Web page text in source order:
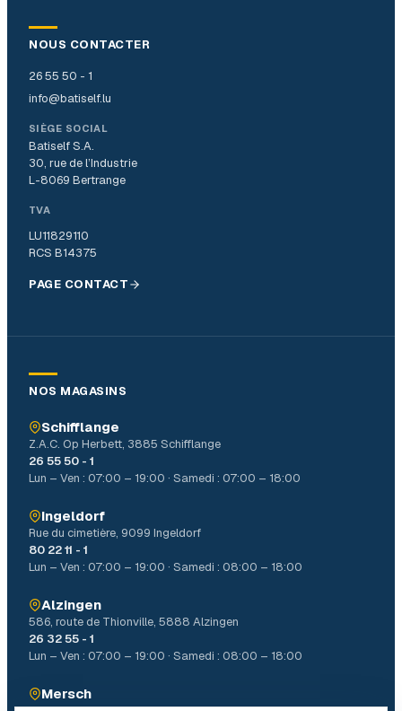
NOUS CONTACTER
26 55 50 - 1
info@batiself.lu
SIÈGE SOCIAL
Batiself S.A.
30, rue de l’Industrie
L-8069 Bertrange
TVA
LU11829110
RCS B14375
PAGE CONTACT
NOS MAGASINS
Schifflange
Z.A.C. Op Herbett, 3885 Schifflange
26 55 50 - 1
Lun – Ven : 07:00 – 19:00 · Samedi : 07:00 – 18:00
Ingeldorf
Rue du cimetière, 9099 Ingeldorf
80 22 11 - 1
Lun – Ven : 07:00 – 19:00 · Samedi : 08:00 – 18:00
Alzingen
586, route de Thionville, 5888 Alzingen
26 32 55 - 1
Lun – Ven : 07:00 – 19:00 · Samedi : 08:00 – 18:00
Mersch